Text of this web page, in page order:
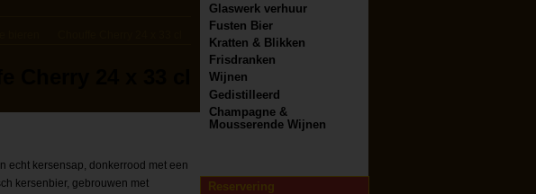
echt kersensap, donkerrood met een
kersenbier, gebrouwen met
Glaswerk verhuur
Fusten Bier
Kratten & Blikken
Frisdranken
Wijnen
Gedistilleerd
Champagne &
Mousserende Wijnen
Reservering